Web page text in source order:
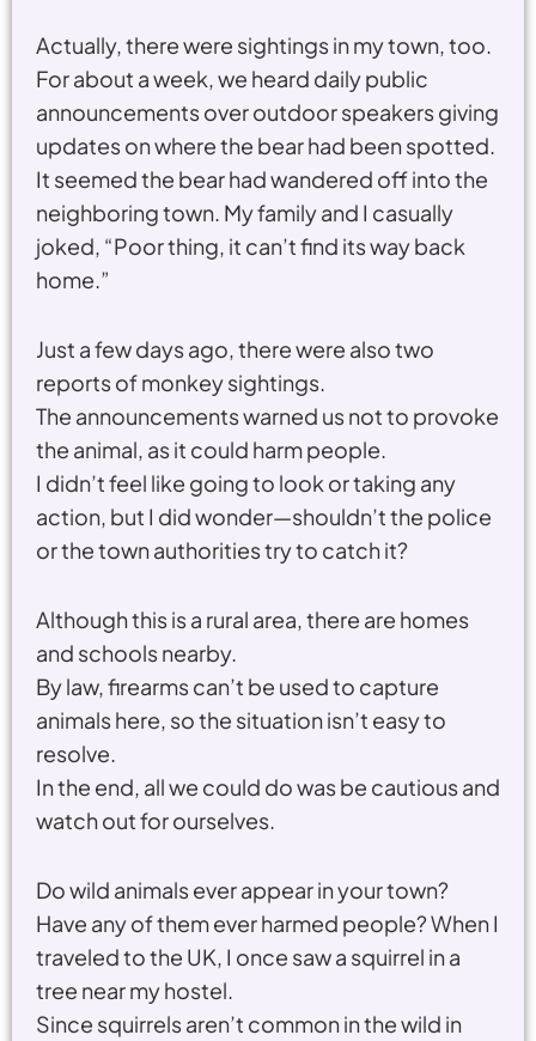
Actually, there were sightings in my town, too.
For about a week, we heard daily public
announcements over outdoor speakers giving
updates on where the bear had been spotted.
It seemed the bear had wandered off into the
neighboring town. My family and I casually
joked, “Poor thing, it can’t find its way back
home.”
Just a few days ago, there were also two
reports of monkey sightings.
The announcements warned us not to provoke
the animal, as it could harm people.
I didn’t feel like going to look or taking any
action, but I did wonder—shouldn’t the police
or the town authorities try to catch it?
Although this is a rural area, there are homes
and schools nearby.
By law, firearms can’t be used to capture
animals here, so the situation isn’t easy to
resolve.
In the end, all we could do was be cautious and
watch out for ourselves.
Do wild animals ever appear in your town?
Have any of them ever harmed people? When I
traveled to the UK, I once saw a squirrel in a
tree near my hostel.
Since squirrels aren’t common in the wild in